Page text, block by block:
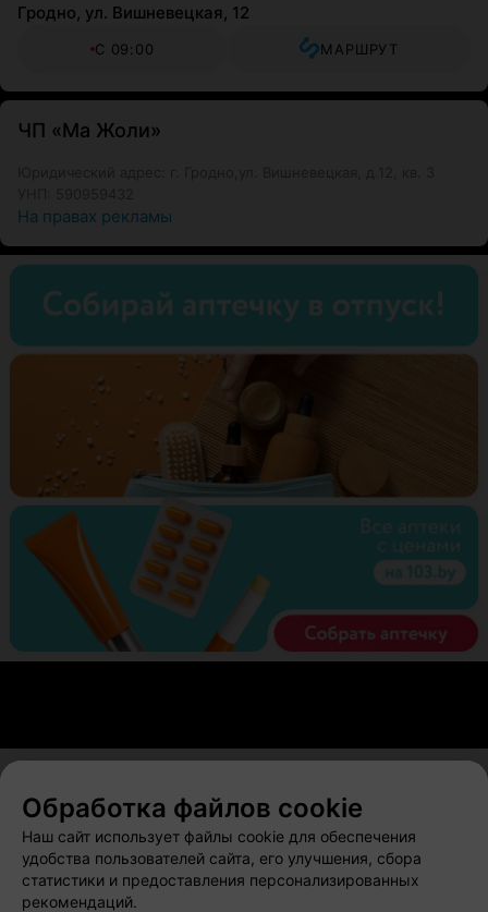
Гродно, ул. Вишневецкая, 12
С 09:00 МАРШРУТ
ЧП «Ма Жоли»
На правах рекламы
О проекте Новости проекта
Вакансии
Публичный договор
Способы оплаты
Публичный договор по использованию сервиса
Обработка файлов cookie
Наш сайт использует файлы cookie для обеспечения
удобства пользователей сайта, его улучшения, сбора
статистики и предоставления персонализированных
рекомендаций.